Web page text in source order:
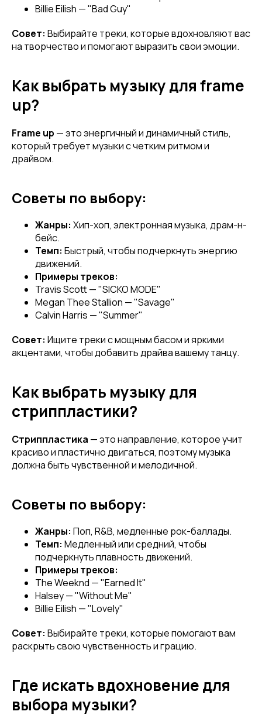
Billie Eilish — "Bad Guy"
Совет: Выбирайте треки, которые вдохновляют вас
на творчество и помогают выразить свои эмоции.
Как выбрать музыку для frame
up?
Frame up — это энергичный и динамичный стиль,
который требует музыки с четким ритмом и
драйвом.
Советы по выбору:
Жанры: Хип-хоп, электронная музыка, драм-н-
бейс.
Темп: Быстрый, чтобы подчеркнуть энергию
движений.
Примеры треков:
Travis Scott — "SICKO MODE"
Megan Thee Stallion — "Savage"
Calvin Harris — "Summer"
Совет: Ищите треки с мощным басом и яркими
акцентами, чтобы добавить драйва вашему танцу.
Как выбрать музыку для
стриппластики?
Стриппластика — это направление, которое учит
красиво и пластично двигаться, поэтому музыка
должна быть чувственной и мелодичной.
Советы по выбору:
Жанры: Поп, R&B, медленные рок-баллады.
Темп: Медленный или средний, чтобы
подчеркнуть плавность движений.
Примеры треков:
The Weeknd — "Earned It"
Halsey — "Without Me"
Billie Eilish — "Lovely"
Совет: Выбирайте треки, которые помогают вам
раскрыть свою чувственность и грацию.
Где искать вдохновение для
выбора музыки?